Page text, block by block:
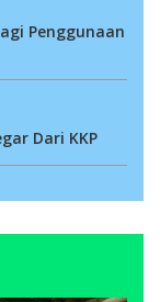
Penggunaan
Dari KKP